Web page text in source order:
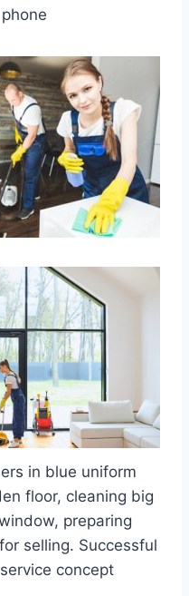
phone
in blue uniform
floor, cleaning big
preparing
selling. Successful
concept